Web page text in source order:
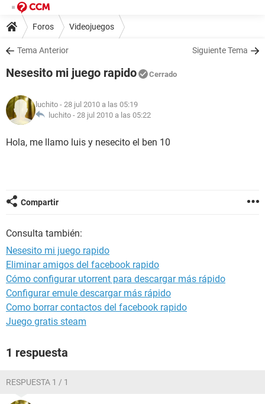
Foros Videojuegos
Tema Anterior Siguiente Tema
Nesesito mi juego rapido Cerrado
luchito - 28 jul 2010 a las 05:19
luchito - 28 jul 2010 a las 05:22
Hola, me llamo luis y nesecito el ben 10
Compartir
Consulta también:
Nesesito mi juego rapido
Eliminar amigos del facebook rapido
Cómo configurar utorrent para descargar más rápido
Configurar emule descargar más rápido
Como borrar contactos del facebook rapido
Juego gratis steam
1 respuesta
RESPUESTA 1 / 1